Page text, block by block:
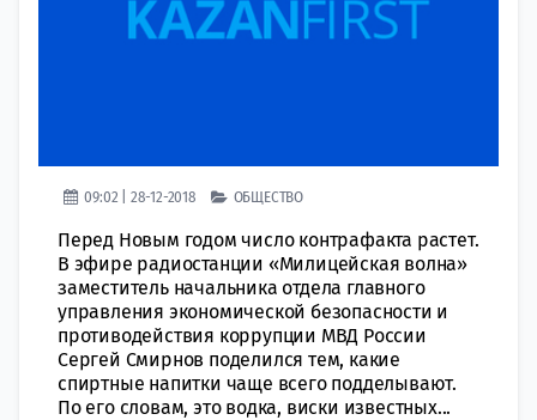
09:02 | 28-12-2018 ОБЩЕСТВО
Перед Новым годом число контрафакта растет.
В эфире радиостанции «Милицейская волна»
заместитель начальника отдела главного
управления экономической безопасности и
противодействия коррупции МВД России
Сергей Смирнов поделился тем, какие
спиртные напитки чаще всего подделывают.
По его словам, это водка, виски известных...